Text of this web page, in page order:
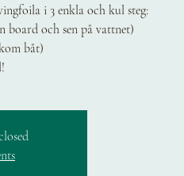
i 3 enkla och kul steg:
board och sen på vattnet)
båt)